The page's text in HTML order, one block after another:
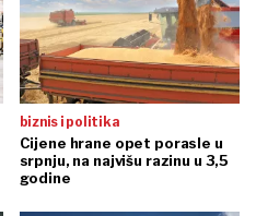
biznis i politika
Cijene hrane opet porasle u
srpnju, na najvišu razinu u 3,5
godine